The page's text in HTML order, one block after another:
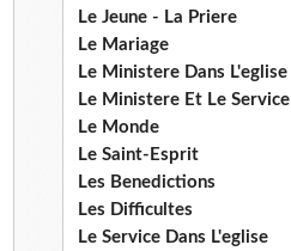
Le Jeune - La Priere
Le Mariage
Le Ministere Dans L'eglise
Le Ministere Et Le Service
Le Monde
Le Saint-Esprit
Les Benedictions
Les Difficultes
Le Service Dans L'eglise